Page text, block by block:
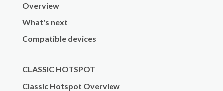
Overview
What's next
Compatible devices
CLASSIC HOTSPOT
Classic Hotspot Overview